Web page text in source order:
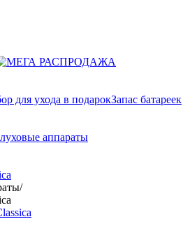
для ухода в подарокЗапас батареек
/